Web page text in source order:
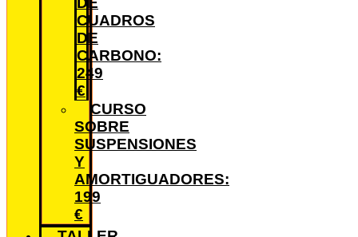
CUADROS
DE
CARBONO:
249
€
CURSO
SOBRE
SUSPENSIONES
Y
AMORTIGUADORES:
199
€